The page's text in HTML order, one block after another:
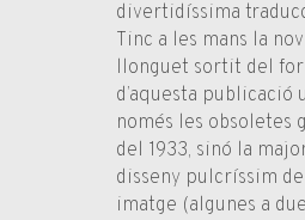
divertidíssima
Tinc a les mans la
llonguet sortit del
d’aquesta publicació
només les obsoletes
del 1933, sinó la
disseny pulcríssim
imatge (algunes a